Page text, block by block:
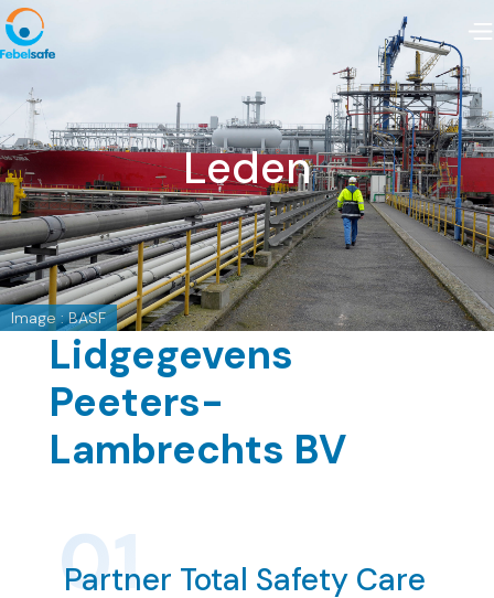
Leden
Image : BASF
Lidgegevens
Peeters-
Lambrechts BV
Partner Total Safety Care